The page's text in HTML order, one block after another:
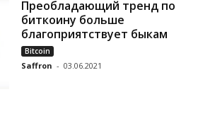
Преобладающий тренд по
биткоину больше
благоприятствует быкам
Bitcoin
Saffron - 03.06.2021